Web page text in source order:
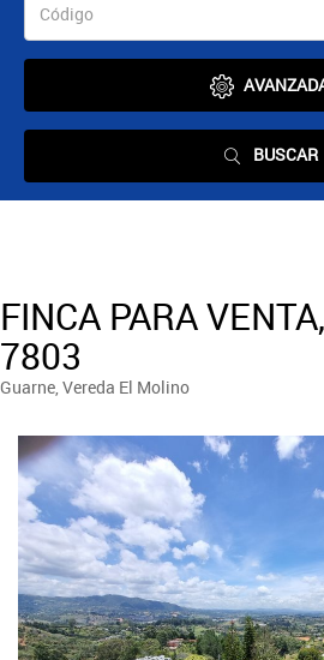
BUSCAR
FINCA PARA
7803
Guarne, Vereda El Molino